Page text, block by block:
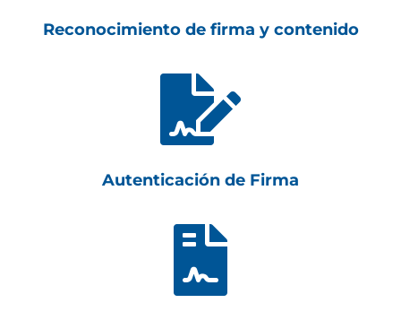
Reconocimiento de firma y contenido

Autenticación de Firma
